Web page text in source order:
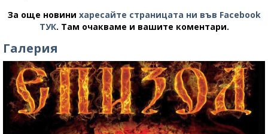
За още новини харесайте страницата ни във Facebook
ТУК. Там очакваме и вашите коментари.
Галерия